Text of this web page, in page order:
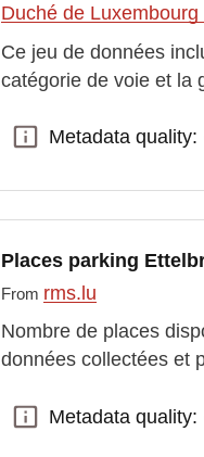
Duché de Luxembourg
Ce jeu de données
catégorie de voie et la
Metadata quality:
Metadata quality:
Places parking
From rms.lu
Nombre de places
données collectées et
Metadata quality:
Metadata quality: